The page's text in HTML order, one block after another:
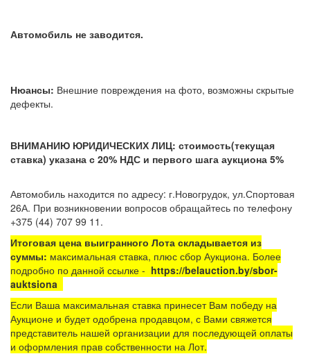
Автомобиль не заводится.
Нюансы: Внешние повреждения на фото, возможны скрытые
дефекты.
ВНИМАНИЮ ЮРИДИЧЕСКИХ ЛИЦ: стоимость(текущая
ставка) указана с 20% НДС и первого шага аукциона 5%
Автомобиль находится по адресу: г.Новогрудок, ул.Спортовая
26А. При возникновении вопросов обращайтесь по телефону
+375 (44) 707 99 11.
Итоговая цена выигранного Лота складывается из
суммы: максимальная ставка, плюс сбор Аукциона. Более
подробно по данной ссылке - https://belauction.by/sbor-
auktsiona
Если Ваша максимальная ставка принесет Вам победу на
Аукционе и будет одобрена продавцом, с Вами свяжется
представитель нашей организации для последующей оплаты
и оформления прав собственности на Лот.